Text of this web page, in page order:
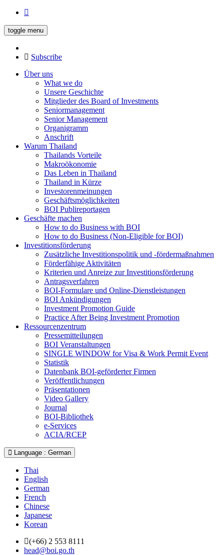
toggle menu
Subscribe
Über uns
What we do
Unsere Geschichte
Mitglieder des Board of Investments
Seniormanagement
Senior Management
Organigramm
Anschrift
Warum Thailand
Thailands Vorteile
Makroökonomie
Das Leben in Thailand
Thailand in Kürze
Investorenmeinungen
Geschäftsmöglichkeiten
BOI Publireportagen
Geschäfte machen
How to do Business with BOI
How to do Business (Non-Eligible for BOI)
Investitionsförderung
Zusätzliche Investitionspolitik und -fördermaßnahmen
Förderfähige Aktivitäten
Kriterien und Anreize zur Investitionsförderung
Antragsverfahren
BOI-Formulare und Online-Dienstleistungen
BOI Ankündigungen
Investment Promotion Guide
Practice After Being Investment Promotion
Ressourcenzentrum
Pressemitteilungen
BOI Veranstaltungen
SINGLE WINDOW for Visa & Work Permit Event
Statistik
Datenbank BOI-geförderter Firmen
Veröffentlichungen
Präsentationen
Video Gallery
Journal
BOI-Bibliothek
e-Services
ACIA/RCEP
Language : German
Thai
English
German
French
Chinese
Japanese
Korean
(+66) 2 553 8111
head@boi.go.th